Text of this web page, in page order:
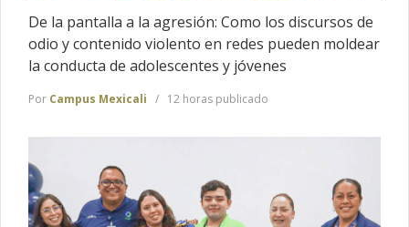
De la pantalla a la agresión: Como los discursos de
odio y contenido violento en redes pueden moldear
la conducta de adolescentes y jóvenes
Por Campus Mexicali 12 horas publicado